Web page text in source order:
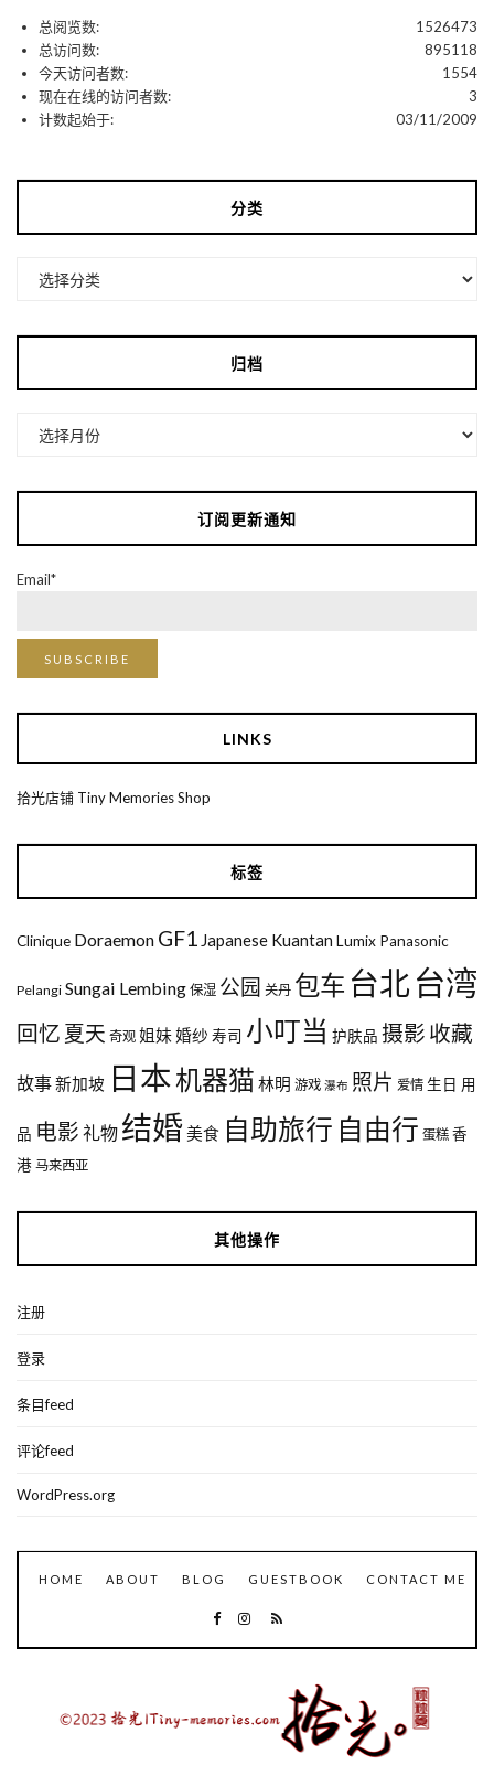
1526473
总阅览数:
895118
总访问数:
1554
今天访问者数:
3
现在在线的访问者数:
03/11/2009
计数起始于:
分类
归档
订阅更新通知
Email*
LINKS
拾光店铺 Tiny Memories Shop
标签
Clinique Doraemon GF1 Japanese Kuantan Lumix Panasonic
Pelangi Sungai Lembing 保湿 公园 关丹 包车 台北 台湾
回忆 夏天 奇观 姐妹婚纱 寿司 小叮当 护肤品 摄影 收藏
故事新加坡 日本机器猫 林明 游戏 瀑布 照片 爱情 生日 用
品 电影 礼物 结婚美食 自助旅行 自由行 蛋糕 香
港 马来西亚
其他操作
注册
登录
条目feed
评论feed
WordPress.org
HOME ABOUT BLOG GUESTBOOK CONTACT ME